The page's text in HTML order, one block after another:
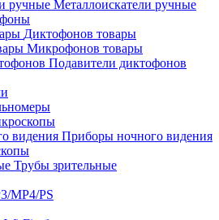
Металлоискатели ручные
Диктофонов товары
Микрофонов товары
Подавители диктофонов
Приборы ночного видения
Трубы зрительные
MP4/PS